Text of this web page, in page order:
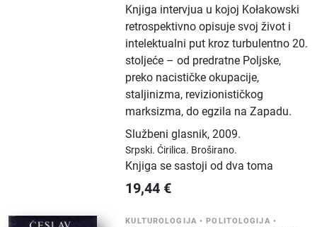
Knjiga intervjua u kojoj Kołakowski
retrospektivno opisuje svoj život i
intelektualni put kroz turbulentno 20.
stoljeće – od predratne Poljske,
preko nacističke okupacije,
staljinizma, revizionističkog
marksizma, do egzila na Zapadu.
Službeni glasnik,2009.
Srpski.Ćirilica. Broširano.
Knjiga se sastoji od dva toma
19,44 €
KULTUROLOGIJA •POLITOLOGIJA •